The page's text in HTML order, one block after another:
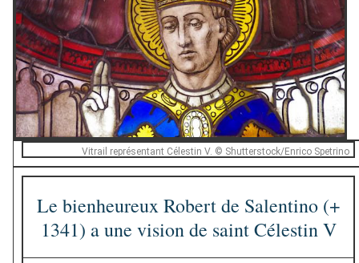
Vitrail représentant Célestin V. © Shutterstock/Enrico Spetrino
Le bienheureux Robert de Salentino (+
1341) a une vision de saint Célestin V